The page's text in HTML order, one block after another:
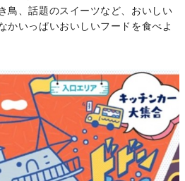
鳥、話題のスイーツなど、おいしい
かいっぱいおいしいフードを食べよ